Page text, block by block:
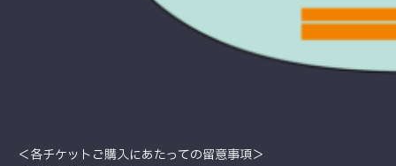
＜各チケットご購入にあたっての留意事項＞